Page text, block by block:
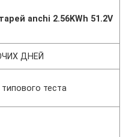
anchi 2.56KWh 51.2V
ДНЕЙ
теста